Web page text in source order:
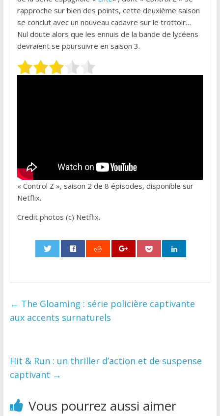
rapproche sur bien des points, cette deuxième saison
se conclut avec un nouveau cadavre sur le trottoir…
Nul doute alors que les ennuis de la bande de lycéens
devraient se poursuivre en saison 3.
« Control Z », saison 2 de 8 épisodes, disponible sur
Netflix.
Credit photos (c) Netflix.
← The Gloaming : série policière captivante
aux accents surnaturels
Hit & Run : un thriller d’action et de suspense
captivant →
Vous pourrez aussi aimer